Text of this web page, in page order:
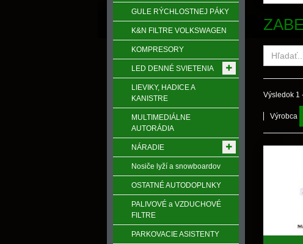
Výsledok 1
Výrobca
GULE RÝCHLOSTNEJ PÁKY
K&N FILTRE VOLKSWAGEN
KOMPRESORY
LED DENNÉ SVIETENIA
LIEVIKY, HADICE A
KANISTRE
MULTIMEDIÁLNE
AUTORÁDIA
NÁRADIE
Nosiče lyží a snowboardov
OSTATNÉ AUTODOPLNKY
PALIVOVÉ a VZDUCHOVÉ
FILTRE
PARKOVACIE ASISTENTY